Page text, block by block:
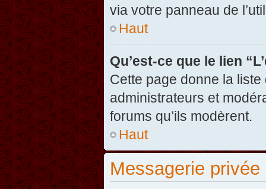
via votre panneau de
Haut
Qu’est-ce que le lien
Cette page donne la
administrateurs et
forums qu’ils modèrent.
Haut
Messagerie privée